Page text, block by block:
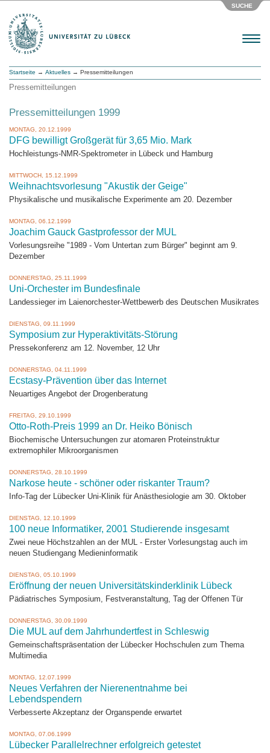
SUCHE
Menu
Startseite → Aktuelles → Pressemitteilungen
Pressemitteilungen
Pressemitteilungen 1999
MONTAG, 20.12.1999
DFG bewilligt Großgerät für 3,65 Mio. Mark
Hochleistungs-NMR-Spektrometer in Lübeck und Hamburg
MITTWOCH, 15.12.1999
Weihnachtsvorlesung "Akustik der Geige"
Physikalische und musikalische Experimente am 20. Dezember
MONTAG, 06.12.1999
Joachim Gauck Gastprofessor der MUL
Vorlesungsreihe "1989 - Vom Untertan zum Bürger" beginnt am 9.
Dezember
DONNERSTAG, 25.11.1999
Uni-Orchester im Bundesfinale
Landessieger im Laienorchester-Wettbewerb des Deutschen Musikrates
DIENSTAG, 09.11.1999
Symposium zur Hyperaktivitäts-Störung
Pressekonferenz am 12. November, 12 Uhr
DONNERSTAG, 04.11.1999
Ecstasy-Prävention über das Internet
Neuartiges Angebot der Drogenberatung
FREITAG, 29.10.1999
Otto-Roth-Preis 1999 an Dr. Heiko Bönisch
Biochemische Untersuchungen zur atomaren Proteinstruktur
extremophiler Mikroorganismen
DONNERSTAG, 28.10.1999
Narkose heute - schöner oder riskanter Traum?
Info-Tag der Lübecker Uni-Klinik für Anästhesiologie am 30. Oktober
DIENSTAG, 12.10.1999
100 neue Informatiker, 2001 Studierende insgesamt
Zwei neue Höchstzahlen an der MUL - Erster Vorlesungstag auch im
neuen Studiengang Medieninformatik
DIENSTAG, 05.10.1999
Eröffnung der neuen Universitätskinderklinik Lübeck
Pädiatrisches Symposium, Festveranstaltung, Tag der Offenen Tür
DONNERSTAG, 30.09.1999
Die MUL auf dem Jahrhundertfest in Schleswig
Gemeinschaftspräsentation der Lübecker Hochschulen zum Thema
Multimedia
MONTAG, 12.07.1999
Neues Verfahren der Nierenentnahme bei
Lebendspendern
Verbesserte Akzeptanz der Organspende erwartet
MONTAG, 07.06.1999
Lübecker Parallelrechner erfolgreich getestet